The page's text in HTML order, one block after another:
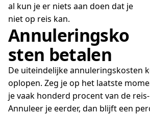
al kun je er niets aan doen dat je
niet op reis kan.
Annuleringsko
sten betalen
De uiteindelijke annuleringskosten
oplopen. Zeg je op het laatste
je vaak honderd procent van de
Annuleer je eerder, dan blijft een